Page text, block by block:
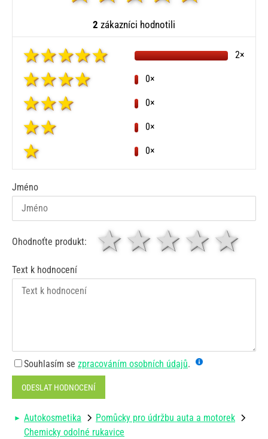
2 zákazníci hodnotili
2×
0×
0×
0×
0×
Jméno
Ohodnoťte produkt: 4
3
2 hvězdy
1 hvězda
Text k hodnocení
Souhlasím se zpracováním osobních údajů.
ODESLAT HODNOCENÍ
Autokosmetika
Pomůcky pro údržbu auta a motorek
Chemicky odolné rukavice